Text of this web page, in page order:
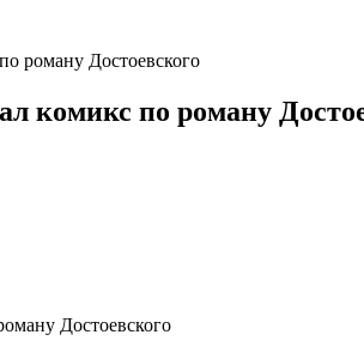
роману Достоевского
комикс по роману